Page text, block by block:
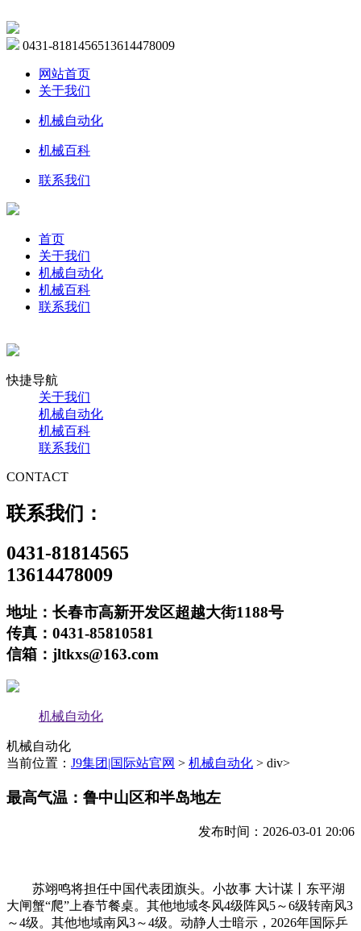
0431-8181456513614478009
网站首页
关于我们
机械自动化
机械百科
联系我们
首页
关于我们
机械自动化
机械百科
联系我们
快捷导航
关于我们
机械自动化
机械百科
联系我们
CONTACT
联系我们：
0431-81814565
13614478009
地址：长春市高新开发区超越大街1188号
传真：0431-85810581
信箱：jltkxs@163.com
机械自动化
机械自动化
当前位置： J9集团|国际站官网 > 机械自动化 > div>
最高气温：鲁中山区和半岛地左
发布时间：2026-03-01 20:06
苏翊鸣将担任中国代表团旗头。小故事 大计谋丨东平湖
大闸蟹“爬”上春节餐桌。其他地域冬风4级阵风5～6级转南风3
～4级。其他地域南风3～4级。动静人士暗示，2026年国际乒